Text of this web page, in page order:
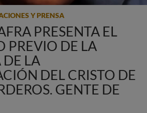
Y PRENSA
PRESENTA EL
PREVIO DE LA
LA
DEL CRISTO DE
GENTE DE